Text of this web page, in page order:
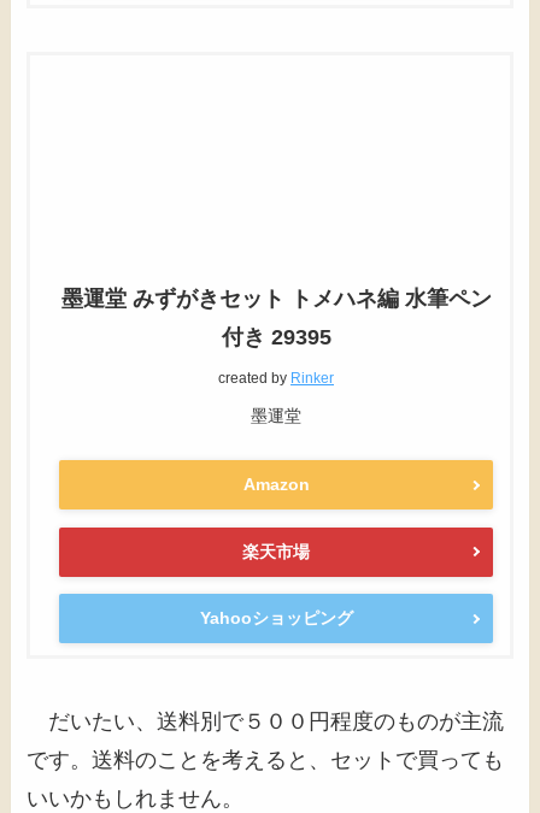
墨運堂 みずがきセット トメハネ編 水筆ペン
付き 29395
created by Rinker
墨運堂
Amazon
楽天市場
Yahooショッピング
だいたい、送料別で５００円程度のものが主流
です。送料のことを考えると、セットで買っても
いいかもしれません。